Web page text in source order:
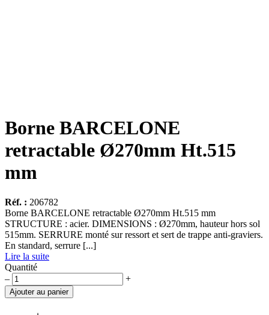
Borne BARCELONE
retractable Ø270mm Ht.515
mm
Réf. : 206782
Borne BARCELONE retractable Ø270mm Ht.515 mm
STRUCTURE : acier. DIMENSIONS : Ø270mm, hauteur hors sol
515mm. SERRURE monté sur ressort et sert de trappe anti-graviers.
En standard, serrure [...]
Lire la suite
Quantité
quantité
de
Borne
– +
Ajouter au panier